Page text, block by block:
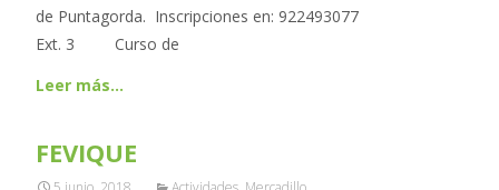
de Puntagorda. Inscripciones en: 922493077
Ext. 3 Curso de
Leer más…
FEVIQUE